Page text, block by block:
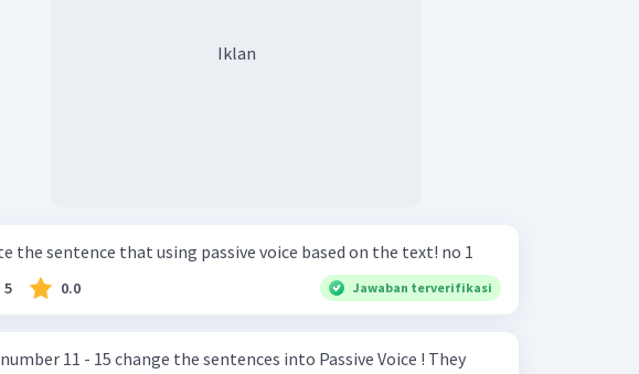
Iklan
Write the sentence that using passive voice based on the text! no 1
5 0.0 Jawaban terverifikasi
11 - 15 change the sentences into Passive Voice ! They